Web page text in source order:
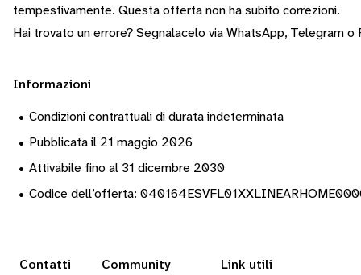
tempestivamente. Questa offerta non ha subito correzioni.
Hai trovato un errore? Segnalacelo via WhatsApp, Telegram o
Informazioni
• Condizioni contrattuali di durata indeterminata
• Pubblicata il 21 maggio 2026
• Attivabile fino al 31 dicembre 2030
• Codice dell’offerta:
Contatti Community Link utili